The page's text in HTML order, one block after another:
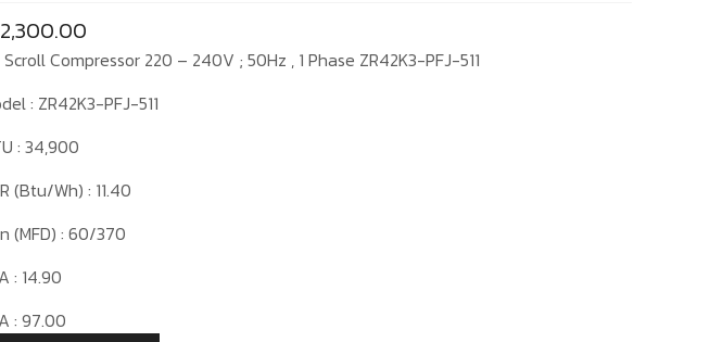
Scroll Compressor 220 – 240V ; 50Hz , 1 Phase ZR42K3-PFJ-511
: ZR42K3-PFJ-511
: 34,900
(Btu/Wh) : 11.40
(MFD) : 60/370
: 14.90
: 97.00